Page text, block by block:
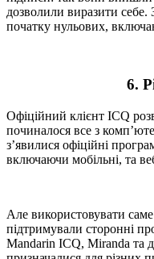
дозволили виразити себе.
початку нульових,
6.
Офіційний клієнт ICQ
починалося все з
з’явилися офіційні
включаючи мобільні, та
Але використовувати
підтримували сторонні
Mandarin ICQ, Miranda та